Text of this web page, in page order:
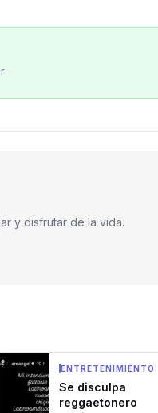
y disfrutar de la vida.
ENTRETENIMIENTO
Se disculpa
reggaetonero